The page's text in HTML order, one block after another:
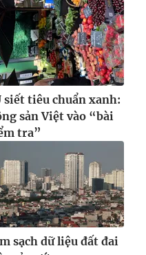
nếu không có sự chấp
khi phát hành lại
siết tiêu chuẩn xanh:
sản Việt vào “bài
tra”
sạch dữ liệu đất đai